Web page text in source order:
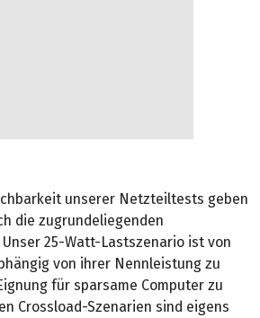
unserer Netzteiltests geben
die zugrundeliegenden
25-Watt-Lastszenario ist von
von ihrer Nennleistung zu
für sparsame Computer zu
Crossload-Szenarien sind eigens